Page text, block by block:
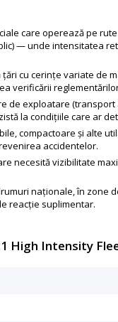
care operează pe
— unde intensitatea
cu cerințe variate de
verificării
de exploatare
la condițiile care ar
compactoare și alte
accidentelor.
necesită vizibilitate
naționale, în zone
reacție suplimentar.
High Intensity